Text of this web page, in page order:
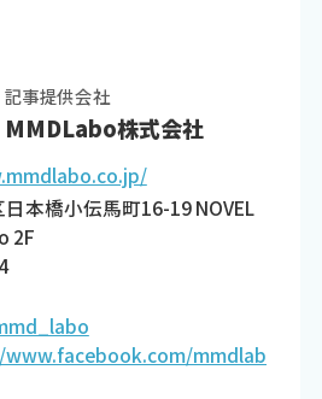
記事提供会社
MMDLabo株式会社
本橋小伝馬町16-19 NOVEL
2F
mmdlab